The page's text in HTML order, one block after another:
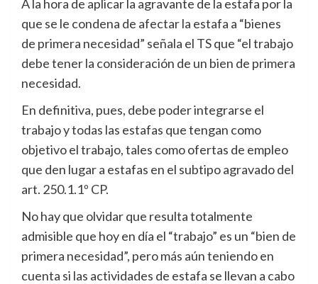
A la hora de aplicar la agravante de la estafa por la
que se le condena de afectar la estafa a “bienes
de primera necesidad” señala el TS que “el trabajo
debe tener la consideración de un bien de primera
necesidad.
En definitiva, pues, debe poder integrarse el
trabajo y todas las estafas que tengan como
objetivo el trabajo, tales como ofertas de empleo
que den lugar a estafas en el subtipo agravado del
art. 250.1.1º CP.
No hay que olvidar que resulta totalmente
admisible que hoy en día el “trabajo” es un “bien de
primera necesidad”, pero más aún teniendo en
cuenta si las actividades de estafa se llevan a cabo